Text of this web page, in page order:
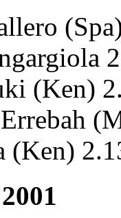
(Spa
(Ken)
Errebah
(Ken)
2001